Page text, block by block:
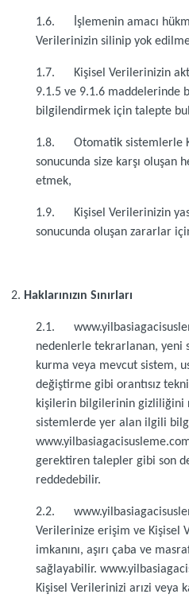
1.6. İşlemenin amacı
Verilerinizin silinip yok
1.7. Kişisel Verilerinizin
9.1.5 ve 9.1.6 maddelerinde
bilgilendirmek için talepte
1.8. Otomatik sistemlerle
sonucunda size karşı oluşan
etmek,
1.9. Kişisel Verilerinizin
sonucunda oluşan zararlar
Haklarınızın Sınırları
2.1.
nedenlerle tekrarlanan, yeni
kurma veya mevcut sistem,
değiştirme gibi orantısız
kişilerin bilgilerinin gizliliğini
sistemlerde yer alan ilgili
gerektiren talepler gibi son
reddedebilir.
2.2.
Verilerinize erişim ve Kişisel
imkanını, aşırı çaba ve
sağlayabilir.
Kişisel Verilerinizi arızi veya